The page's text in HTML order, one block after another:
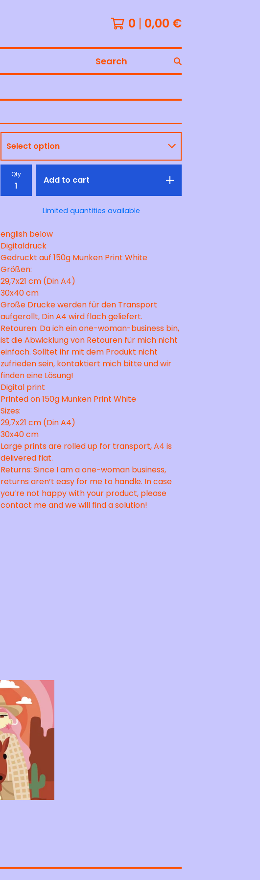
0 0,00 €
Search
Qty
Add to cart
Limited quantities available
english below
Digitaldruck
Gedruckt auf 150g Munken Print White
Größen:
29,7x21 cm (Din A4)
30x40 cm
Große Drucke werden für den Transport
aufgerollt, Din A4 wird flach geliefert.
Retouren: Da ich ein one-woman-business bin,
ist die Abwicklung von Retouren für mich nicht
einfach. Solltet ihr mit dem Produkt nicht
zufrieden sein, kontaktiert mich bitte und wir
finden eine Lösung!
Digital print
Printed on 150g Munken Print White
Sizes:
29,7x21 cm (Din A4)
30x40 cm
Large prints are rolled up for transport, A4 is
delivered flat.
Returns: Since I am a one-woman business,
returns aren’t easy for me to handle. In case
you’re not happy with your product, please
contact me and we will find a solution!